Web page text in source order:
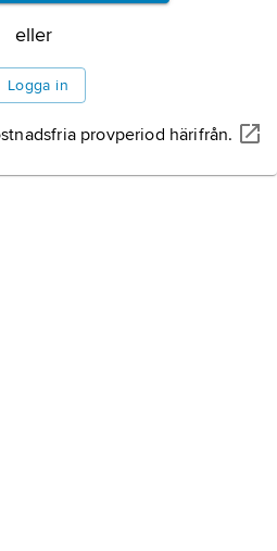
eller
Logga in
provperiod härifrån.